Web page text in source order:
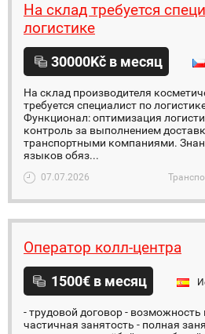
На склад требуется
логистике
30000Kč в месяц
На склад производителя
требуется специалист по
Функционал: оптимизация
контроль за выполнением
транспортными компаниями.
языков обяз...
07.07.2026
Оператор колл-центра
1500€ в месяц
- трудовой договор - возможность
частичная занятость - полная